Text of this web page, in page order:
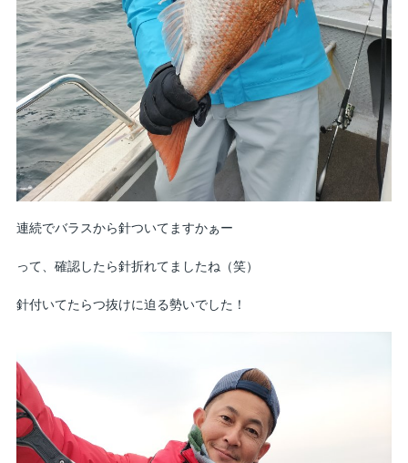
連続でバラスから針ついてますかぁー
って、確認したら針折れてましたね（笑）
針付いてたらつ抜けに迫る勢いでした！